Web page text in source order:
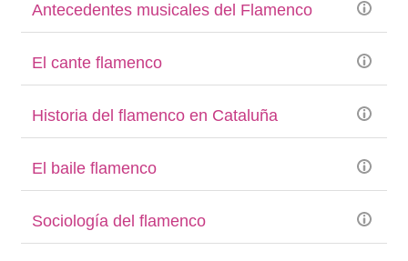
Antecedentes musicales del Flamenco
El cante flamenco
Historia del flamenco en Cataluña
El baile flamenco
Sociología del flamenco